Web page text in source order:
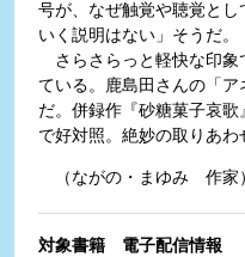
号が、なぜ触覚や聴覚と
いく説明はない」そうだ。
さらさらっと軽快な印象
ている。鹿島田さんの「
だ。併録作『砂糖菓子哀
で好対照。絶妙の取りあわ
（ながの・まゆみ 作家）
対象書籍 電子配信情報